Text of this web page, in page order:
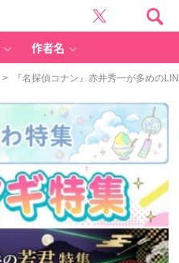
作者名
> 『名探偵コナン』赤井秀一が多めの